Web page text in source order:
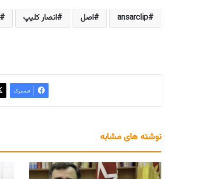
ansarclip اصل انصار کلیپ
فیسبوک
نوشته های مشابه